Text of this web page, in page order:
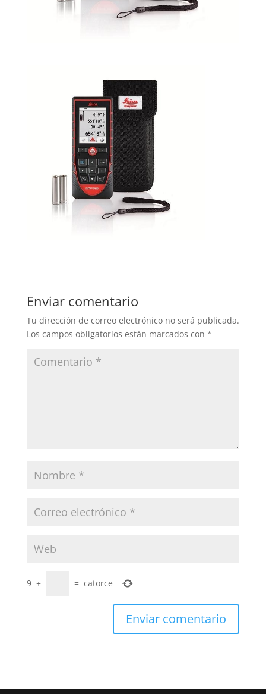
Enviar comentario
Tu dirección de correo electrónico no será publicada.
Los campos obligatorios están marcados con *
9 + = catorce